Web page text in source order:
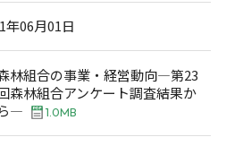
年06月01日
林組合の事業・経営動向―第23
森林組合アンケート調査結果か
ら―
1.0MB